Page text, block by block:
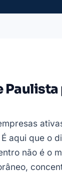
aqui que o
não é o